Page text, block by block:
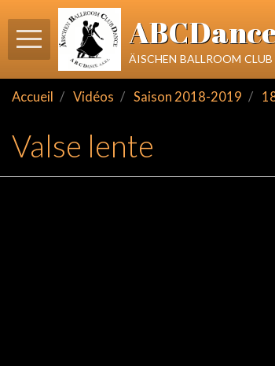
äischen ballroom club
Accueil Vidéos Saison 2018-2019
Valse lente